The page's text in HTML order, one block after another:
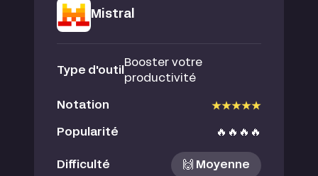
Mistral
Type d'outil
Booster votre
productivité
Notation
Popularité 🔥🔥🔥🔥
Difficulté 🙌 Moyenne